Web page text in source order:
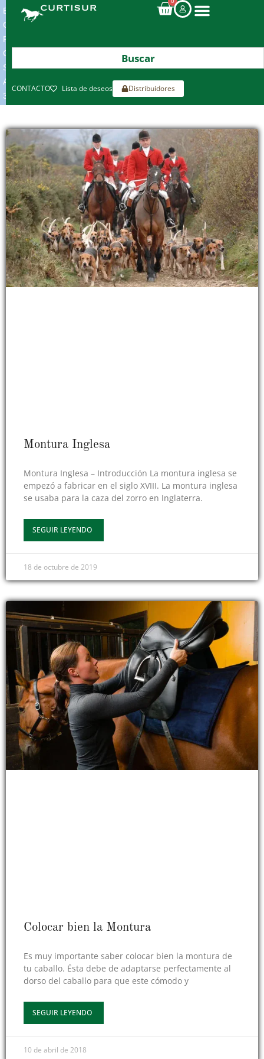
ENVIOS
GRATIS
POR
COMPRAS
SUPERIORES
A
300€*
CONTACTO Lista de deseos Distribuidores
Montura Inglesa
Montura Inglesa – Introducción La montura inglesa se
empezó a fabricar en el siglo XVIII. La montura inglesa
se usaba para la caza del zorro en Inglaterra.
SEGUIR LEYENDO
18 de octubre de 2019
Colocar bien la Montura
Es muy importante saber colocar bien la montura de
tu caballo. Ésta debe de adaptarse perfectamente al
dorso del caballo para que este cómodo y
SEGUIR LEYENDO
10 de abril de 2018